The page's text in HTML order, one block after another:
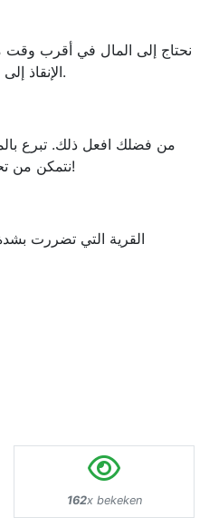
نحتاج إلى المال في أقرب
الإنقاذ إلى الأشخاص الأحرار وأفراد الأسرة.
من فضلك افعل ذلك. تبرع
نتمكن من تحرير أكبر عدد ممكن من الناس!
القرية التي تضررت
162x bekeken